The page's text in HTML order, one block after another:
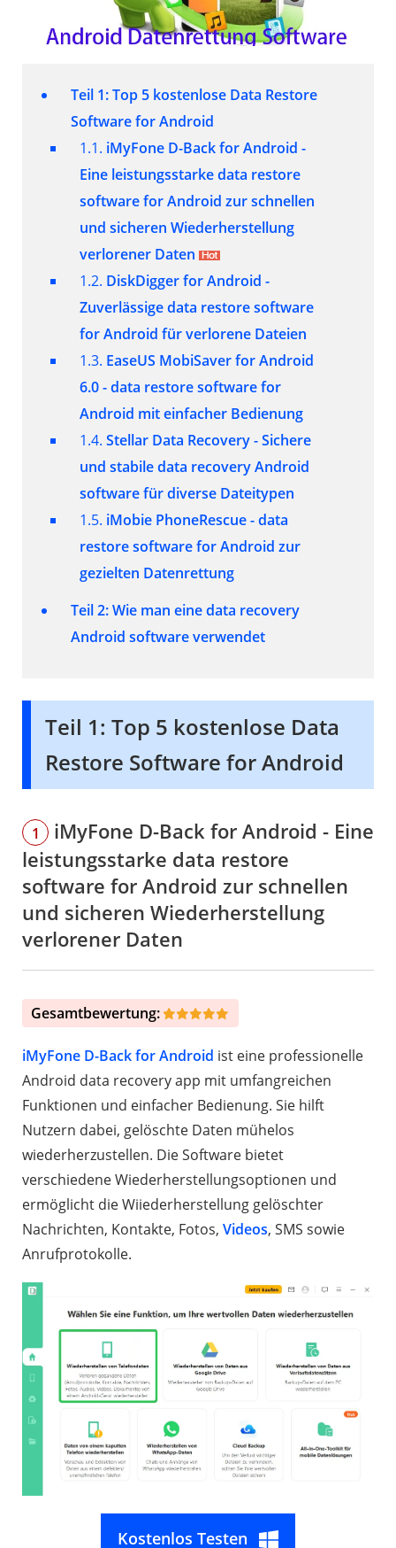
Teil 1: Top 5 kostenlose Data Restore
Software for Android
1.1. iMyFone D-Back for Android -
Eine leistungsstarke data restore
software for Android zur schnellen
und sicheren Wiederherstellung
verlorener Daten
1.2. DiskDigger for Android -
Zuverlässige data restore software
for Android für verlorene Dateien
1.3. EaseUS MobiSaver for Android
6.0 - data restore software for
Android mit einfacher Bedienung
1.4. Stellar Data Recovery - Sichere
und stabile data recovery Android
software für diverse Dateitypen
1.5. iMobie PhoneRescue - data
restore software for Android zur
gezielten Datenrettung
Teil 2: Wie man eine data recovery
Android software verwendet
Teil 1: Top 5 kostenlose Data
Restore Software for Android
1
iMyFone D-Back for Android - Eine
leistungsstarke data restore
software for Android zur schnellen
und sicheren Wiederherstellung
verlorener Daten
Gesamtbewertung:
iMyFone D-Back for Android ist eine professionelle
Android data recovery app mit umfangreichen
Funktionen und einfacher Bedienung. Sie hilft
Nutzern dabei, gelöschte Daten mühelos
wiederherzustellen. Die Software bietet
verschiedene Wiederherstellungsoptionen und
ermöglicht die Wiiederherstellung gelöschter
Nachrichten, Kontakte, Fotos, Videos, SMS sowie
Anrufprotokolle.
Kostenlos Testen